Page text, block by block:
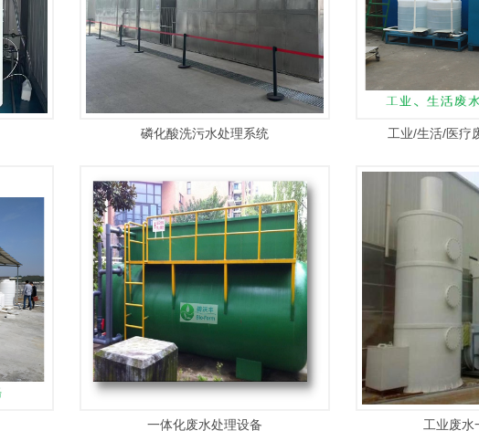
磷化酸洗污水处理系统 工业/生活/医疗
一体化废水处理设备 工业废水